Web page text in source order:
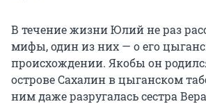
В течение жизни Юлий не раз
мифы, один из них — о его
происхождении. Якобы он
острове Сахалин в цыганском
ним даже разругалась сестра